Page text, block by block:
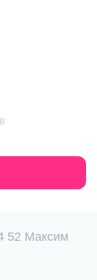
52 Максим